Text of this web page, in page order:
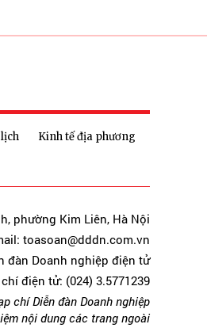
Kinh tế địa phương
phường Kim Liên, Hà Nội
toasoan@dddn.com.vn
đàn Doanh nghiệp điện tử
điện tử: (024) 3.5771239
chí Diễn đàn Doanh nghiệp
nội dung các trang ngoài